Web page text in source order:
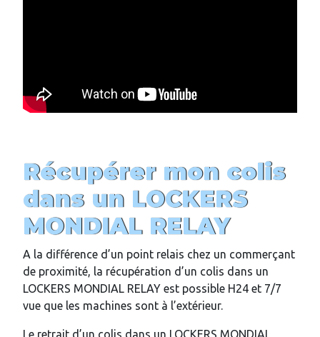
Récupérer mon colis
dans un LOCKERS
MONDIAL RELAY
A la différence d’un point relais chez un commerçant
de proximité, la récupération d’un colis dans un
LOCKERS MONDIAL RELAY est possible H24 et 7/7
vue que les machines sont à l’extérieur.
Le retrait d’un colis dans un LOCKERS MONDIAL